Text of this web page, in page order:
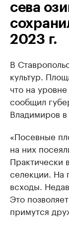
сева
2023 г.
В
культур.
что на
сообщил
Владимиров
«Посевные
на них
Практически
селекции. На
всходы.
Это
примутся